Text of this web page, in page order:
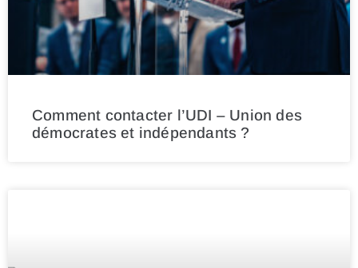
Comment contacter l’UDI – Union des
démocrates et indépendants ?